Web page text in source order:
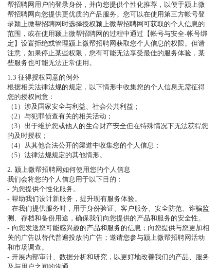
帮招聘网用户的登录身份，并向您提供个性化推荐，以便于颍上微
帮招聘网向您提供更优质的产品服务。您可以在使用第三方帐号登
录颍上微帮招聘网时选择授权颍上微帮招聘网可获取的个人信息的
范围，或在使用颍上微帮招聘网的过程中通过【帐号与安全-帐号绑
定】设置拒绝或管理颍上微帮招聘网获取您个人信息的权限。但请
注意，如果停止某些权限，您有可能无法享受最佳的服务体验，某
些服务也可能无法正常使用。
1.3 征得授权同意的例外
根据相关法律法规的规定，以下情形中收集您的个人信息无需征得
您的授权同意：
（1）涉及国家安全与利益、社会公共利益；
（2）与犯罪侦查有关的相关活动；
（3）出于维护您或他人的生命财产安全但在特殊情况下无法获得您
的及时授权；
（4）从其他合法公开的渠道中收集您的个人信息；
（5）法律法规规定的其他情形。
2. 颍上微帮招聘网如何使用您的个人信息
我们会将您的个人信息用于以下目的：
- 为您提供个性化服务。
- 帮助我们设计新服务，提升现有服务体验。
- 在我们提供服务时，用于身份验证、客户服务、安全防范、诈骗监
测、存档和备份用途，确保我们向您提供的产品和服务的安全性。
- 向您发送您可能感兴趣的产品和服务的信息；向您提供与您更加相
关的广告以替代普遍投放的广告；邀请您参与颍上微帮招聘网活动
和市场调查。
- 开展内部审计、数据分析和研究，以更好地改善我们的产品、服务
及与用户之间的沟通。